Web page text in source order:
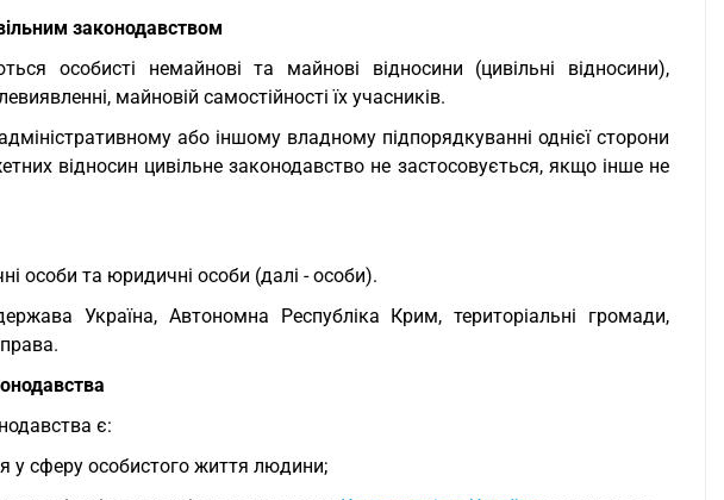
законодавством
особисті немайнові та майнові відносини (цивільні відносини),
майновій самостійності їх учасників.
або іншому владному підпорядкуванні однієї сторони
відносин цивільне законодавство не застосовується, якщо інше не
особи та юридичні особи (далі - особи).
Україна, Автономна Республіка Крим, територіальні громади,
є:
у сферу особистого життя людини;